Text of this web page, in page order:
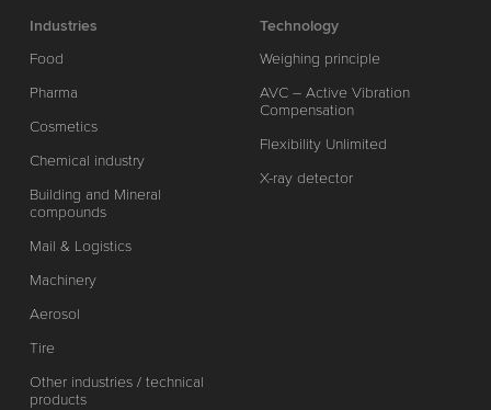
Industries
Food
Pharma
Cosmetics
Chemical industry
Building and Mineral
compounds
Mail & Logistics
Machinery
Aerosol
Tire
Other industries / technical
products
Technology
Weighing principle
AVC – Active Vibration
Compensation
Flexibility Unlimited
X-ray detector